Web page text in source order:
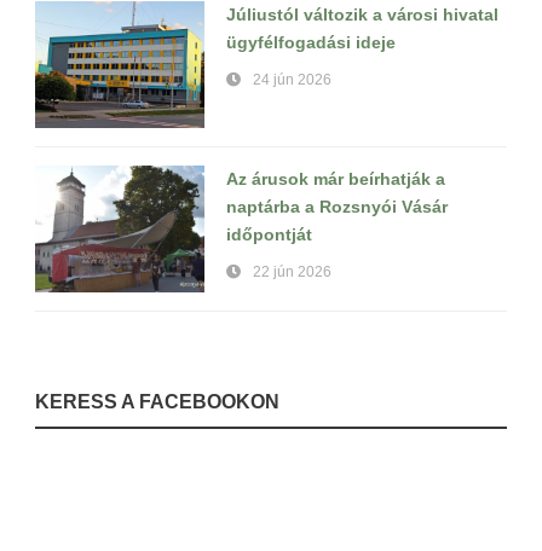
Júliustól változik a városi hivatal
ügyfélfogadási ideje
24 jún 2026
Az árusok már beírhatják a
naptárba a Rozsnyói Vásár
időpontját
22 jún 2026
KERESS A FACEBOOKON